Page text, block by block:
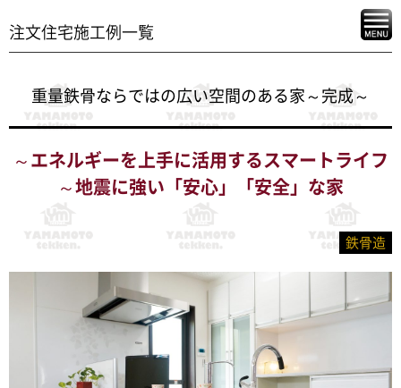
注文住宅施工例一覧
重量鉄骨ならではの広い空間のある家～完成～
～エネルギーを上手に活用するスマートライフ
～地震に強い「安心」「安全」な家
鉄骨造